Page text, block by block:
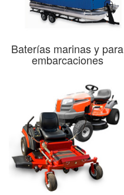
Baterías marinas y para
embarcaciones